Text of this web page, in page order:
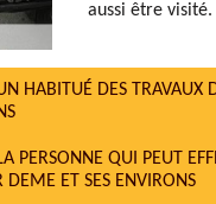
aussi être visité.
HABITUÉ DES TRAVAUX
PERSONNE QUI PEUT
DEME ET SES ENVIRONS